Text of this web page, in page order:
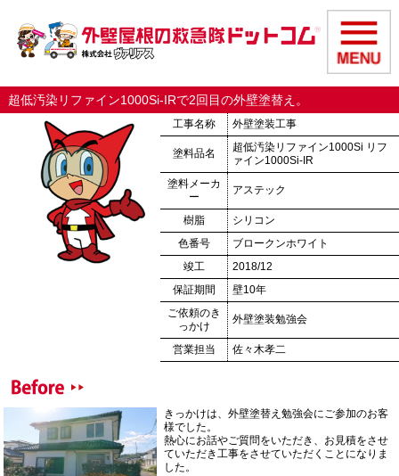
超低汚染リファイン1000Si-IRで2回目の外壁塗替え。
工事名称 外壁塗装工事
塗料品名
超低汚染リファイン1000Si リフ
ァイン1000Si-IR
塗料メーカ
ー
アステック
樹脂
シリコン
色番号
ブロークンホワイト
竣工
2018/12
保証期間
壁10年
ご依頼のき
っかけ
外壁塗装勉強会
営業担当 佐々木孝二
きっかけは、外壁塗替え勉強会にご参加のお客
様でした。
熱心にお話やご質問をいただき、お見積をさせ
ていただき工事をさせていただくことになりま
した。